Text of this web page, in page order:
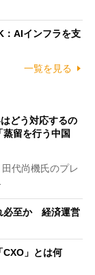
：AIインフラを支
一覧を見る
どう対応するの
留を行う中国
代尚機氏のプレ
必至か 経済運営
CXO」とは何